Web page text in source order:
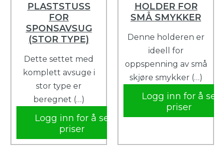
PLASTSTUSS
FOR
SPONSAVSUG
(STOR TYPE)
Dette settet med
komplett avsuge i
stor type er
beregnet (…)
Logg inn for å se
priser
HOLDER FOR
SMÅ SMYKKER
Denne holderen er
ideell for
oppspenning av små
skjøre smykker (…)
Logg inn for å se
priser